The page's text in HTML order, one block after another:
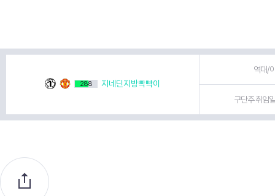
288 지네딘지방빡빡이
역대/
구단주 취임